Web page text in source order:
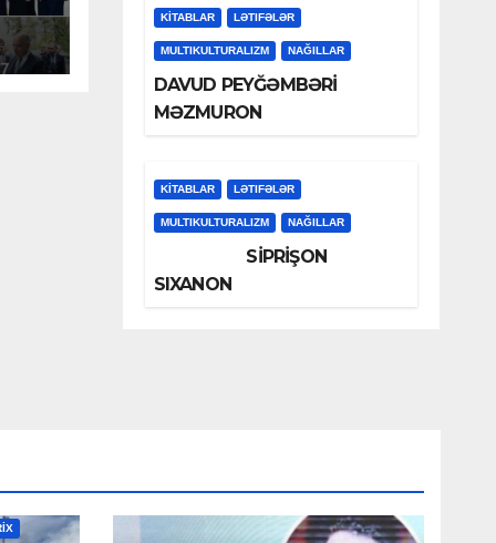
KİTABLAR LƏTIFƏLƏR
MULTIKULTURALIZM NAĞILLAR
DAVUD PEYĞƏMBƏRİ
MƏZMURON
KİTABLAR LƏTIFƏLƏR
MULTIKULTURALIZM NAĞILLAR
SİPRİŞON
SIXANON